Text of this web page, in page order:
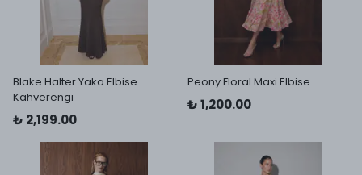
Blake Halter Yaka Elbise
Kahverengi
₺ 2,199.00
Peony Floral Maxi Elbise
₺ 1,200.00